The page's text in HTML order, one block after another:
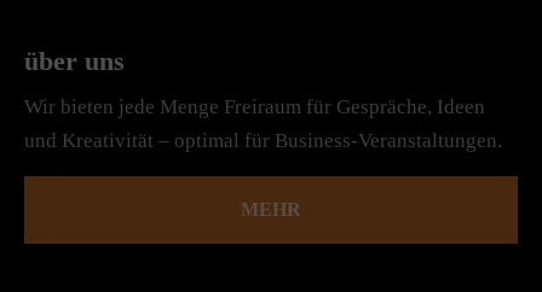
über uns
Wir bieten jede Menge Freiraum für Gespräche, Ideen
und Kreativität – optimal für Business-Veranstaltungen.
MEHR